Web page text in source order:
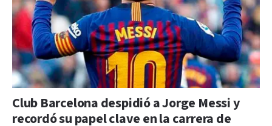
Club Barcelona despidió a Jorge Messi y
recordó su papel clave en la carrera de